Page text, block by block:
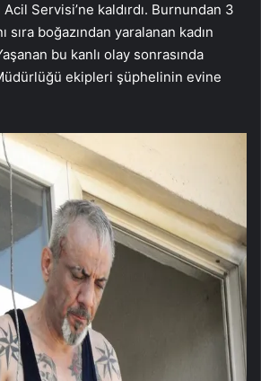
Servisi’ne kaldırdı. Burnundan 3
sıra boğazından yaralanan kadın
bu kanlı olay sonrasında
ekipleri şüphelinin evine